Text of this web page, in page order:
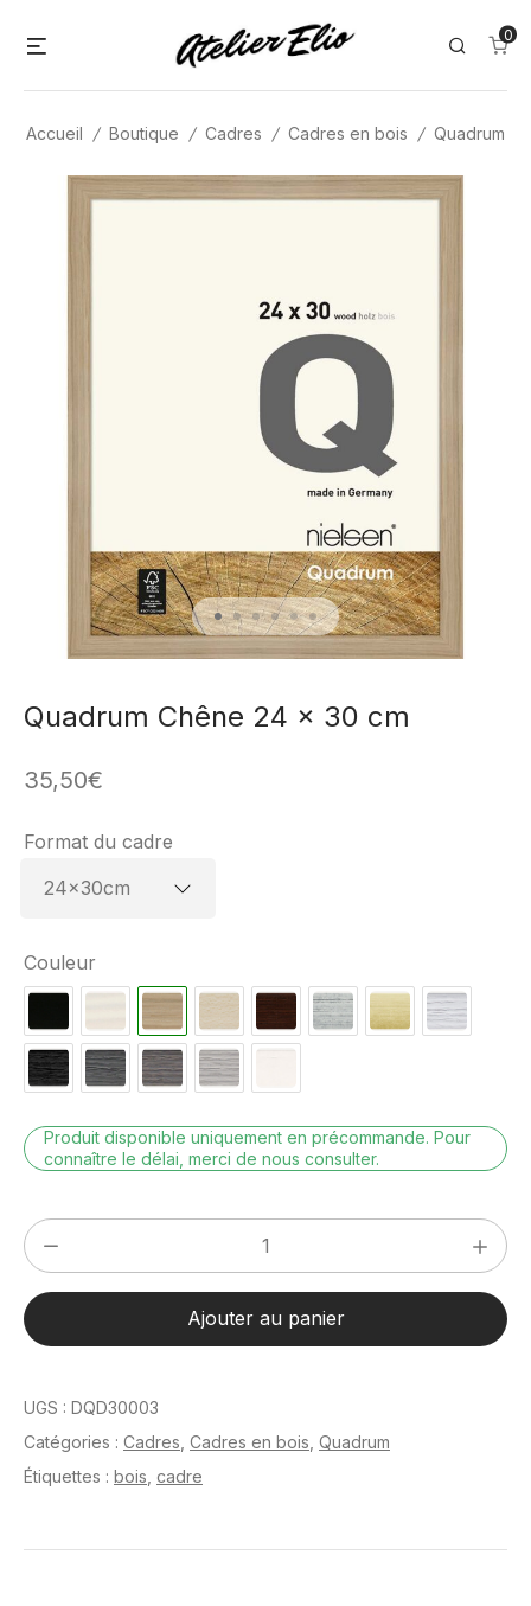
Search0
Accueil / Boutique / Cadres / Cadres en bois / Quadrum
Quadrum Chêne 24 x 30 cm
35,50€
Format du cadre
Couleur
Produit disponible uniquement en précommande. Pour
connaître le délai, merci de nous consulter.
quantité
de
Quadrum
Chêne
x
30
cm
Ajouter au panier
UGS : DQD30003
Catégories : Cadres Cadres en bois Quadrum
Étiquettes : bois cadre